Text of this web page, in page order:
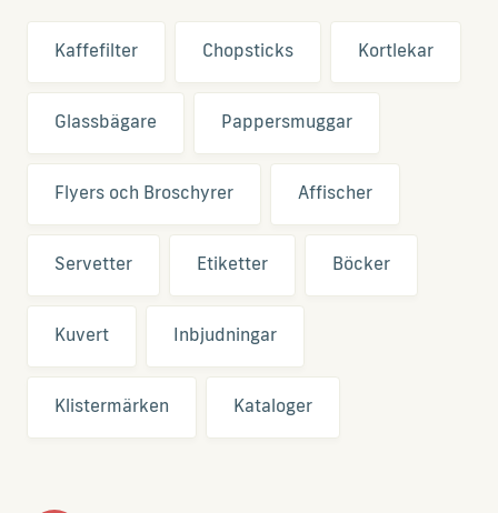
Kaffefilter Chopsticks Kortlekar
Glassbägare Pappersmuggar
Flyers och Broschyrer Affischer
Servetter Etiketter Böcker
Kuvert Inbjudningar
Klistermärken Kataloger